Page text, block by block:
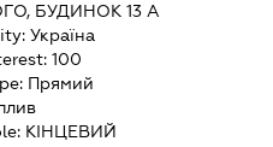
БУДИНОК 13 А
Україна
100
Прямий
КІНЦЕВИЙ